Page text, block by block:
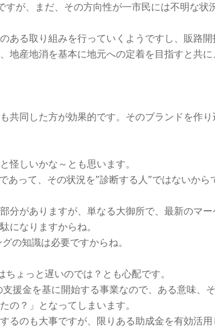
が、まだ、その方向性が一市民には不明な状
ある取り組みを行っていくようですし、販路開
地産地消を基本に地元への定着を目指すと共に
共同した方が効果的です。そのブランドを作り
怪しいかな～とも思います。
あって、その状況を”診断する人”ではないから
分がありますが、単なる大御所で、最新のマー
になりますからね。
の知識は必要ですからね。
ょっと遅いのでは？とも心配です。
援金を基に開始する事業なので、ある意味、
の？」となってしまいます。
るのも大事ですが、限りある助成金を有効活用